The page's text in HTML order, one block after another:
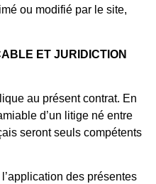
ou modifié par le site,
ET JURIDICTION
au présent contrat. En
d’un litige né entre
seront seuls compétents
des présentes